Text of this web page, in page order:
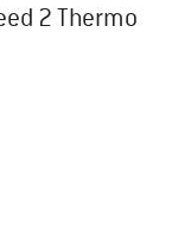
2 Thermo